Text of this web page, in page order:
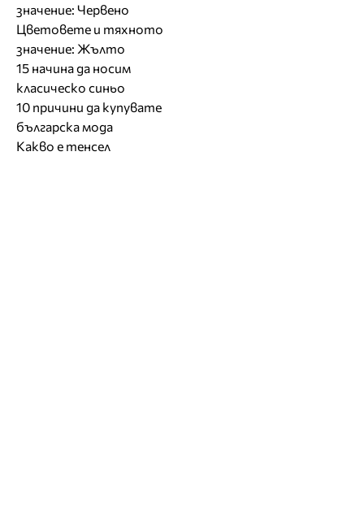
значение: Червено
Цветовете и тяхното
значение: Жълто
15 начина да носим
класическо синьо
10 причини да купувате
българска мода
Какво е тенсел